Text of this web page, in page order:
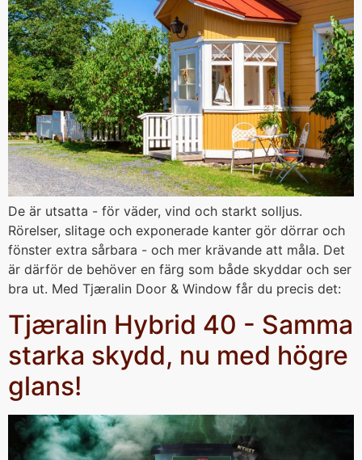
De är utsatta - för väder, vind och starkt solljus.
Rörelser, slitage och exponerade kanter gör dörrar och
fönster extra sårbara - och mer krävande att måla. Det
är därför de behöver en färg som både skyddar och ser
bra ut. Med Tjæralin Door & Window får du precis det:
Tjæralin Hybrid 40 - Samma
starka skydd, nu med högre
glans!